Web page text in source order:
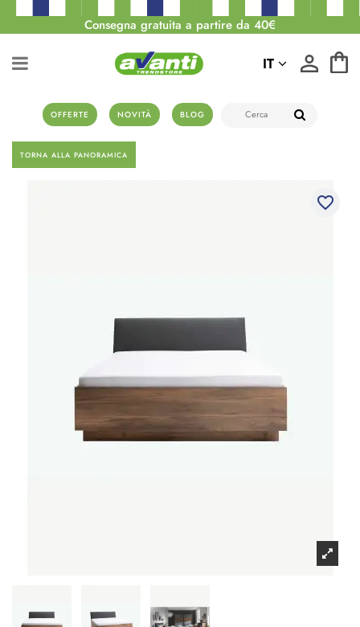
Consegna gratuita a partire da 40€
OFFERTE NOVITÀ BLOG
IT
TORNA ALLA PANORAMICA
favorite_border